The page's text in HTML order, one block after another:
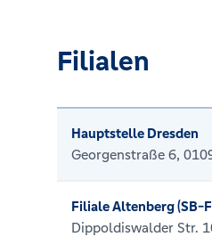
Filialen
Hauptstelle Dresden
Georgenstraße 6,
Filiale Altenberg (SB-
Dippoldiswalder Str.